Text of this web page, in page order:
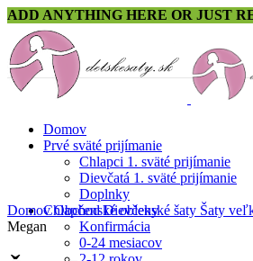
ADD ANYTHING HERE OR JUST
Domov
Prvé sväté prijímanie
Chlapci 1. sväté prijímanie
Dievčatá 1. sväté prijímanie
Doplnky
Chlapčenské obleky
Konfirmácia
0-24 mesiacov
Click to enlarge
DomovObchodDievčenské šaty Šaty
Megan